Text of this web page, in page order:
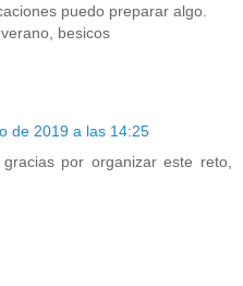
puedo preparar algo.
besicos
de 2019 a las 14:25
por organizar este reto,